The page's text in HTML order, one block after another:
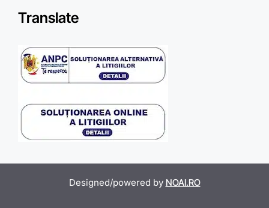
Translate
Designed/powered by NOAI.RO